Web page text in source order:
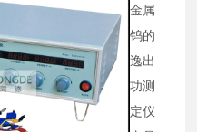
金属
钨的
逸出
功测
定仪